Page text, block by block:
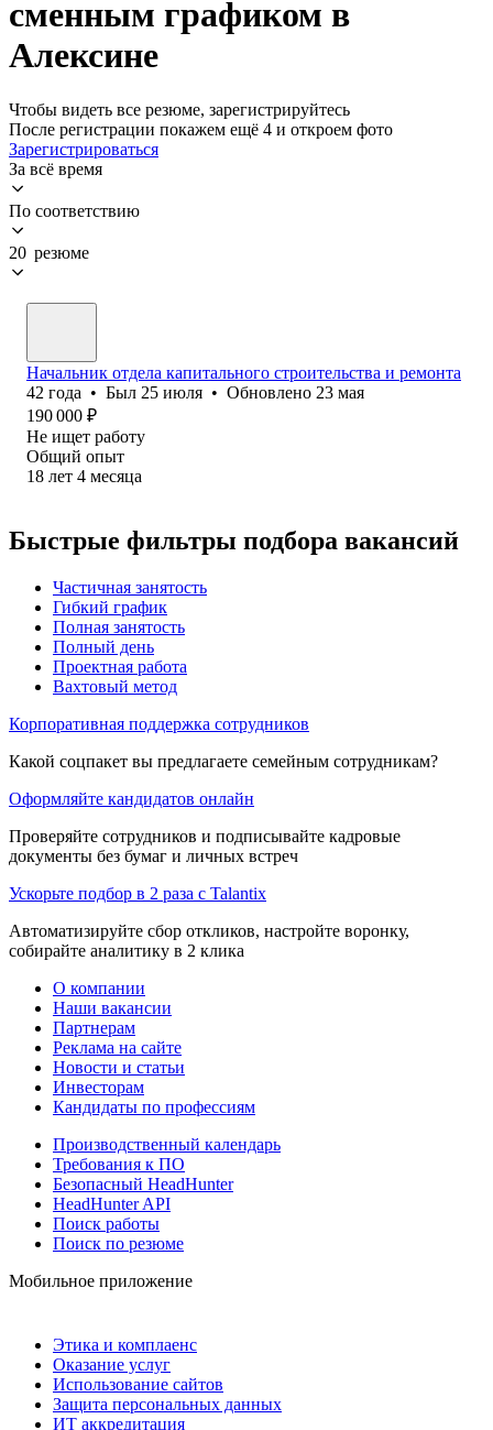
сменным графиком в
Алексине
Чтобы видеть все резюме, зарегистрируйтесь
После регистрации покажем ещё 4 и откроем фото
Зарегистрироваться
За всё время
По соответствию
20 резюме
Начальник отдела капитального строительства и ремонта
42 года • Был 25 июля • Обновлено 23 мая
190 000 ₽
Не ищет работу
Общий опыт
18 лет 4 месяца
Быстрые фильтры подбора вакансий
Частичная занятость
Гибкий график
Полная занятость
Полный день
Проектная работа
Вахтовый метод
Корпоративная поддержка сотрудников
Какой соцпакет вы предлагаете семейным сотрудникам?
Оформляйте кандидатов онлайн
Проверяйте сотрудников и подписывайте кадровые
документы без бумаг и личных встреч
Ускорьте подбор в 2 раза с Talantix
Автоматизируйте сбор откликов, настройте воронку,
собирайте аналитику в 2 клика
О компании
Наши вакансии
Партнерам
Реклама на сайте
Новости и статьи
Инвесторам
Кандидаты по профессиям
Производственный календарь
Требования к ПО
Безопасный HeadHunter
HeadHunter API
Поиск работы
Поиск по резюме
Мобильное приложение
Этика и комплаенс
Оказание услуг
Использование сайтов
Защита персональных данных
ИТ аккредитация